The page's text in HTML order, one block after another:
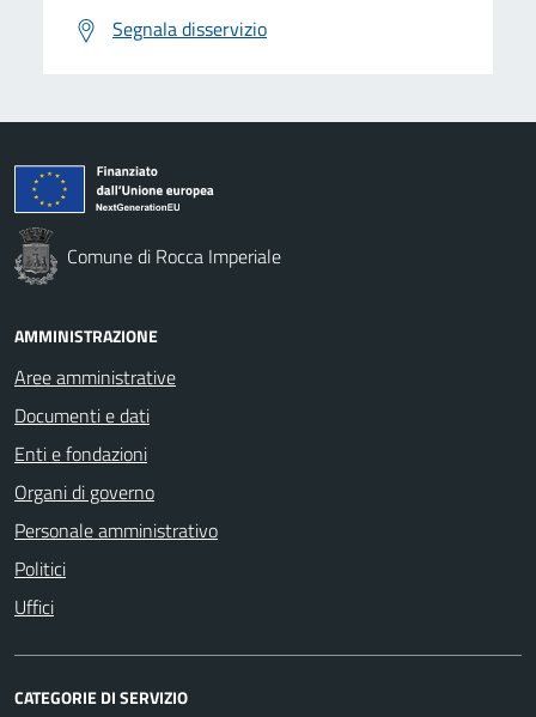
Segnala disservizio
Comune di Rocca Imperiale
AMMINISTRAZIONE
Aree amministrative
Documenti e dati
Enti e fondazioni
Organi di governo
Personale amministrativo
Politici
Uffici
CATEGORIE DI SERVIZIO